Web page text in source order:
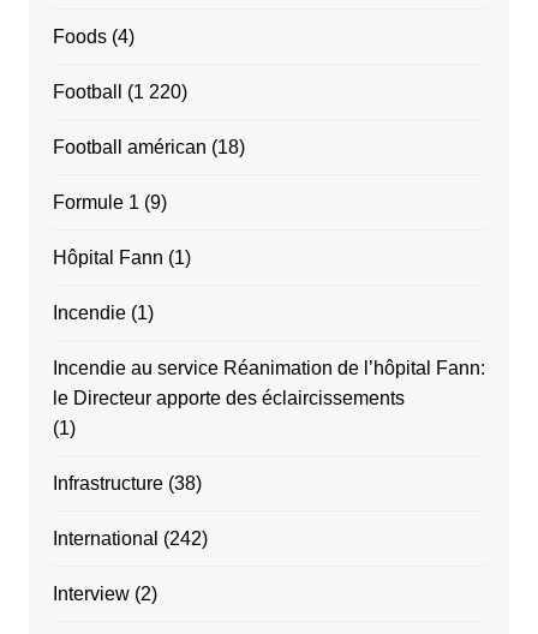
Foods(4)
Football (1 220)
Football américan (18)
Formule 1 (9)
Hôpital Fann (1)
Incendie(1)
Incendie au service Réanimation de l’hôpital Fann:
le Directeur apporte des éclaircissements
(1)
Infrastructure(38)
International (242)
Interview(2)